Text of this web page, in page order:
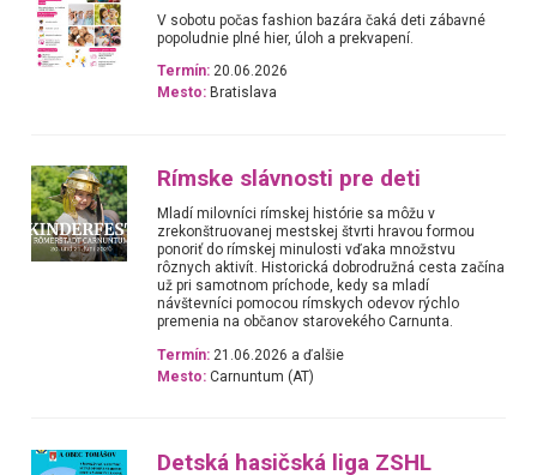
V sobotu počas fashion bazára čaká deti zábavné
popoludnie plné hier, úloh a prekvapení.
Termín: 20.06.2026
Mesto: Bratislava
Rímske slávnosti pre deti
Mladí milovníci rímskej histórie sa môžu v
zrekonštruovanej mestskej štvrti hravou formou
ponoriť do rímskej minulosti vďaka množstvu
rôznych aktivít. Historická dobrodružná cesta začína
už pri samotnom príchode, kedy sa mladí
návštevníci pomocou rímskych odevov rýchlo
premenia na občanov starovekého Carnunta.
Termín: 21.06.2026 a ďalšie
Mesto: Carnuntum (AT)
Detská hasičská liga ZSHL